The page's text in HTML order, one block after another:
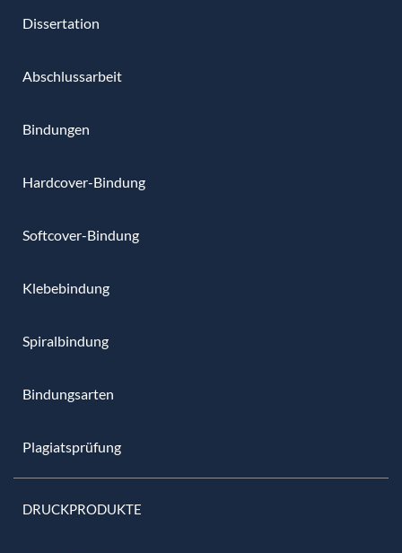
Dissertation
Abschlussarbeit
Bindungen
Hardcover-Bindung
Softcover-Bindung
Klebebindung
Spiralbindung
Bindungsarten
Plagiatsprüfung
DRUCKPRODUKTE